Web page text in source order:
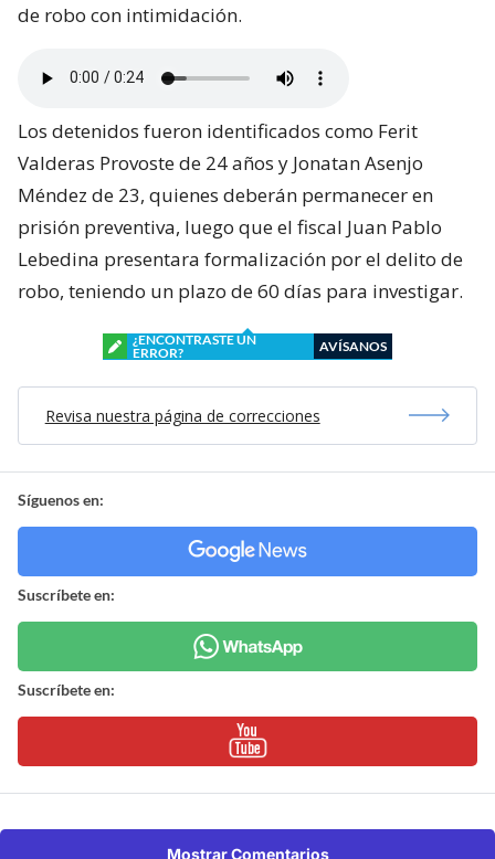
de robo con intimidación.
Los detenidos fueron identificados como Ferit
Valderas Provoste de 24 años y Jonatan Asenjo
Méndez de 23, quienes deberán permanecer en
prisión preventiva, luego que el fiscal Juan Pablo
Lebedina presentara formalización por el delito de
robo, teniendo un plazo de 60 días para investigar.
¿ENCONTRASTE UN
ERROR?
AVÍSANOS
Revisa nuestra página de correcciones
Síguenos en:
Suscríbete en:
Suscríbete en:
Mostrar Comentarios